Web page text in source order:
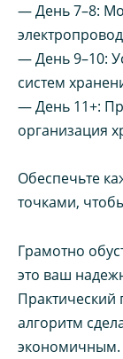
— День 7–8:
— День 9–10:
систем
— День 11+:
организация
Обеспечьте
точками,
Грамотно
это ваш
Практический
алгоритм
экономичным.